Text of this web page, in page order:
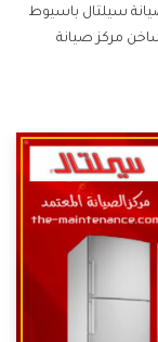
سيلتال باسيوط
مركز صيانة